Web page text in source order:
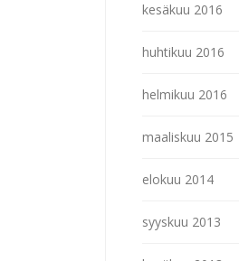
kesäkuu 2016
huhtikuu 2016
helmikuu 2016
maaliskuu 2015
elokuu 2014
syyskuu 2013